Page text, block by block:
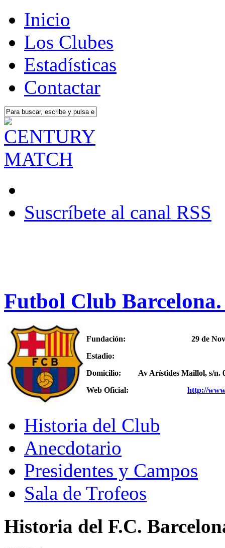
Inicio
Los Clubes
Estadísticas
Contactar
Suscríbete al canal RSS
Futbol Club
Fundación:
Estadio:
Domicilio:
Web Oficial:
29 de
Av Arístides Maillol, s/n.
http://
Historia del Club
Anecdotario
Presidentes y Campos
Sala de Trofeos
Historia del F.C.